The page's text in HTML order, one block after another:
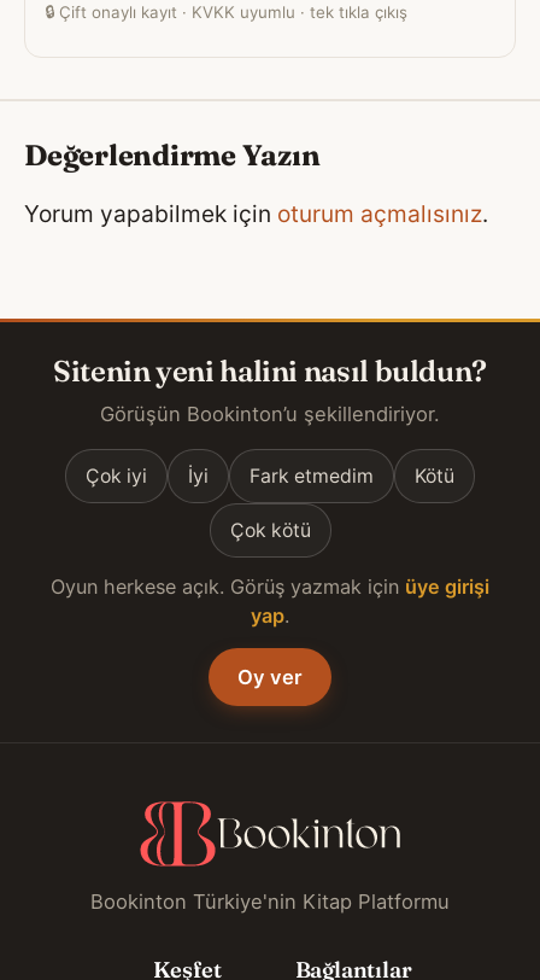
🔒 Çift onaylı kayıt · KVKK uyumlu · tek tıkla çıkış
Değerlendirme Yazın
Yorum yapabilmek için oturum açmalısınız.
Sitenin yeni halini nasıl buldun?
Görüşün Bookinton’u şekillendiriyor.
Çok iyi İyi Fark etmedim Kötü
Çok kötü
Oyun herkese açık. Görüş yazmak için üye girişi
yap.
Oy ver
Bookinton Türkiye'nin Kitap Platformu
Keşfet Bağlantılar